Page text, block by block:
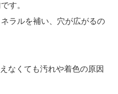
す。
ラルを補い、穴が広がるの
なくても汚れや着色の原因